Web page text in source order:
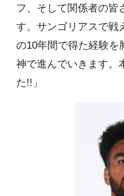
フ、そして関係者の皆
す。サンゴリアスで戦
の10年間で得た経験を
神で進んでいきます。
た!!」